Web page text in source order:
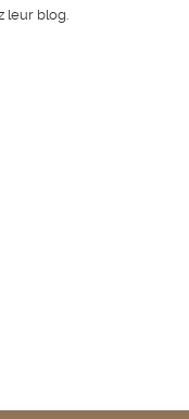
leur blog.